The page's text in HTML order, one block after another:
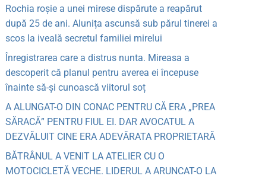
Rochia roșie a unei mirese dispărute a reapărut
după 25 de ani. Alunița ascunsă sub părul tinerei a
scos la iveală secretul familiei mirelui
Înregistrarea care a distrus nunta. Mireasa a
descoperit că planul pentru averea ei începuse
înainte să-și cunoască viitorul soț
A ALUNGAT-O DIN CONAC PENTRU CĂ ERA „PREA
SĂRACĂ” PENTRU FIUL EI. DAR AVOCATUL A
DEZVĂLUIT CINE ERA ADEVĂRATA PROPRIETARĂ
BĂTRÂNUL A VENIT LA ATELIER CU O
MOTOCICLETĂ VECHE. LIDERUL A ARUNCAT-O LA